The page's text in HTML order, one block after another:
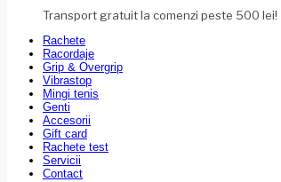
Transport gratuit la comenzi peste 500 lei!
Rachete
Racordaje
Grip & Overgrip
Vibrastop
Mingi tenis
Genti
Accesorii
Gift card
Rachete test
Servicii
Contact